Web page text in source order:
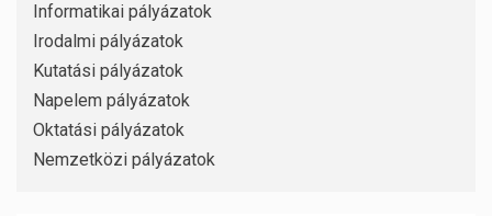
Informatikai pályázatok
Irodalmi pályázatok
Kutatási pályázatok
Napelem pályázatok
Oktatási pályázatok
Nemzetközi pályázatok